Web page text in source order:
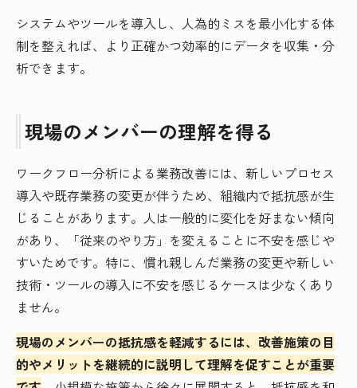
システムやツールを導入し、人為的ミスを最小化する体
制を整えれば、より正確かつ効率的にデータを収集・分
析できます。
現場のメンバーの理解を得る
ワークフロー分析による業務改善には、新しいプロセス
導入や既存業務の変更が伴うため、組織内で抵抗感が生
じることがあります。人は一般的に変化を好まない傾向
があり、「従来のやり方」を変えることに不安を感じや
すいためです。特に、慣れ親しんだ業務の変更や新しい
技術・ツールの導入に不安を感じるケースは少なくあり
ません。
現場のメンバーの抵抗感を軽減するには、改善施策の目
的やメリットを継続的に説明して理解を促すことが重要